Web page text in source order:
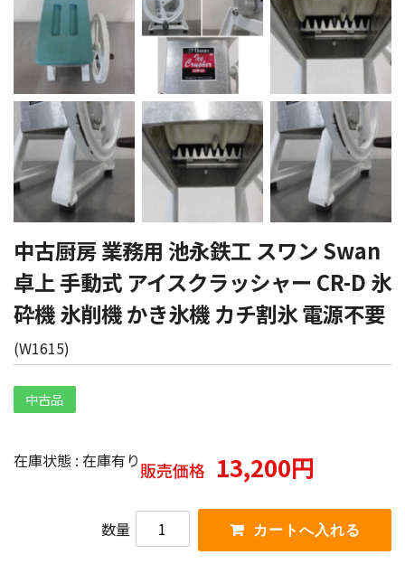
中古厨房 業務用 池永鉄工 スワン Swan
卓上 手動式 アイスクラッシャー CR-D 氷
砕機 氷削機 かき氷機 カチ割氷 電源不要
(W1615)
中古品
在庫状態 : 在庫有り販売価格 13,200円
数量